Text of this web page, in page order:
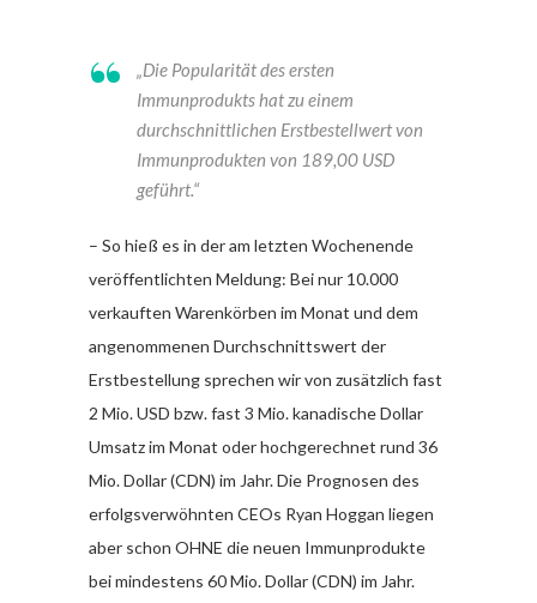
„Die Popularität des ersten
Immunprodukts hat zu einem
durchschnittlichen Erstbestellwert von
Immunprodukten von 189,00 USD
geführt.“
– So hieß es in der am letzten Wochenende
veröffentlichten Meldung: Bei nur 10.000
verkauften Warenkörben im Monat und dem
angenommenen Durchschnittswert der
Erstbestellung sprechen wir von zusätzlich fast
2 Mio. USD bzw. fast 3 Mio. kanadische Dollar
Umsatz im Monat oder hochgerechnet rund 36
Mio. Dollar (CDN) im Jahr. Die Prognosen des
erfolgsverwöhnten CEOs Ryan Hoggan liegen
aber schon OHNE die neuen Immunprodukte
bei mindestens 60 Mio. Dollar (CDN) im Jahr.